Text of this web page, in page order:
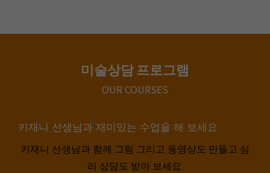
미술상담 프로그램
OUR COURSES
키재니 선생님과 재미있는 수업을 해 보세요
키재니 선생님과 함께 그림 그리고 동영상도 만들고 심
리 상담도 받아 보세요.